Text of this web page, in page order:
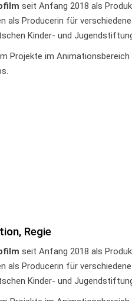
seit Anfang 2018 als
als Producerin für
Kinder- und
Projekte im
Regie
seit Anfang 2018 als
als Producerin für
Kinder- und